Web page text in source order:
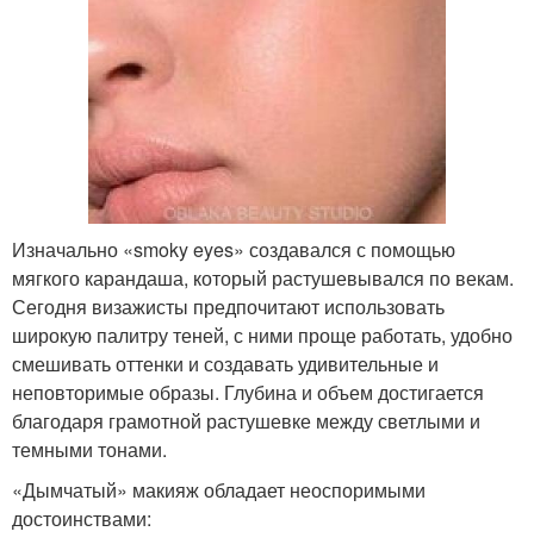
Изначально «smoky eyes» создавался с помощью
мягкого карандаша, который растушевывался по векам.
Сегодня визажисты предпочитают использовать
широкую палитру теней, с ними проще работать, удобно
смешивать оттенки и создавать удивительные и
неповторимые образы. Глубина и объем достигается
благодаря грамотной растушевке между светлыми и
темными тонами.
«Дымчатый» макияж обладает неоспоримыми
достоинствами: